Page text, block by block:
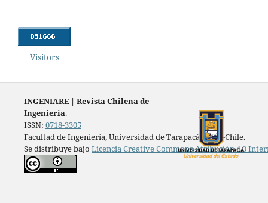
Visitors
INGENIARE | Revista Chilena de
Ingeniería.
ISSN: 0718-3305
Facultad de Ingeniería, Universidad de Tarapacá, Arica-Chile.
Se distribuye bajo Licencia Creative Commons Atribución 4.0